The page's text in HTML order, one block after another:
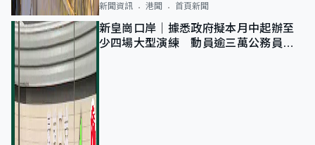
新聞資訊 港聞 首頁新聞
新皇崗口岸｜據悉政府擬本月中起辦至
少四場大型演練 動員逾三萬公務員人